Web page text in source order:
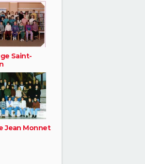
Saint-
Jean Monnet